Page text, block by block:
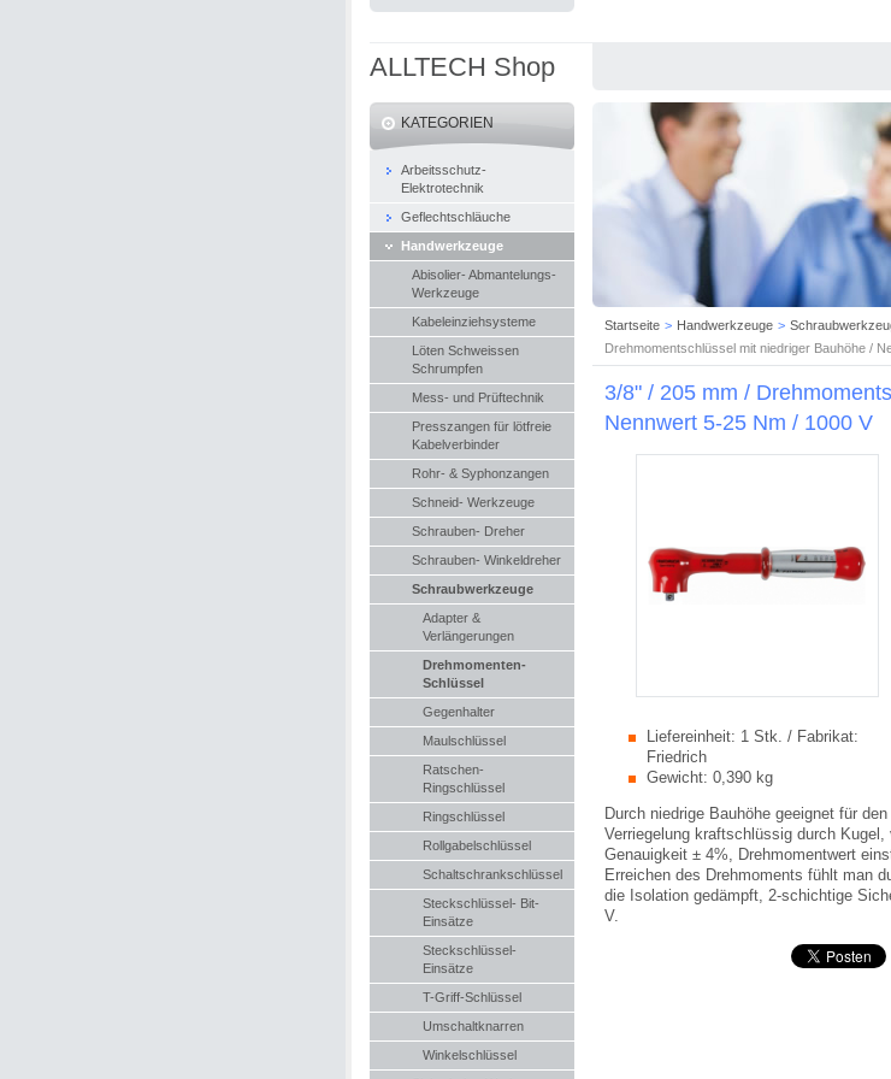
ALLTECH Shop
Startseite > Handwerkzeuge >
Drehmomentschlüssel mit niedriger Bauhöhe /
3/8" / 205 mm /
Nennwert 5-25 Nm / 1000 V
Liefereinheit: 1 Stk. / Fabrikat:
Friedrich
Gewicht: 0,390 kg
Durch niedrige Bauhöhe geeignet für
Verriegelung kraftschlüssig durch
Genauigkeit ± 4%, Drehmomentwert
Erreichen des Drehmoments fühlt man
die Isolation gedämpft, 2-schichtige
V.
KATEGORIEN
Arbeitsschutz-
Elektrotechnik
Geflechtschläuche
Handwerkzeuge
Abisolier- Abmantelungs-
Werkzeuge
Kabeleinziehsysteme
Löten Schweissen
Schrumpfen
Mess- und Prüftechnik
Presszangen für lötfreie
Kabelverbinder
Rohr- & Syphonzangen
Schneid- Werkzeuge
Schrauben- Dreher
Schrauben- Winkeldreher
Schraubwerkzeuge
Adapter &
Verlängerungen
Drehmomenten-
Schlüssel
Gegenhalter
Maulschlüssel
Ratschen-
Ringschlüssel
Ringschlüssel
Rollgabelschlüssel
Schaltschrankschlüssel
Steckschlüssel- Bit-
Einsätze
Steckschlüssel-
Einsätze
T-Griff-Schlüssel
Umschaltknarren
Winkelschlüssel